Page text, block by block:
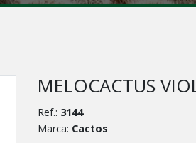
MELOCACTUS
Ref.: 3144
Marca: Cactos